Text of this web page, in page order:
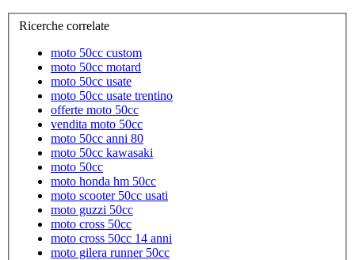
Ricerche correlate
moto 50cc custom
moto 50cc motard
moto 50cc usate
moto 50cc usate trentino
offerte moto 50cc
vendita moto 50cc
moto 50cc anni 80
moto 50cc kawasaki
moto 50cc
moto honda hm 50cc
moto scooter 50cc usati
moto guzzi 50cc
moto cross 50cc
moto cross 50cc 14 anni
moto gilera runner 50cc